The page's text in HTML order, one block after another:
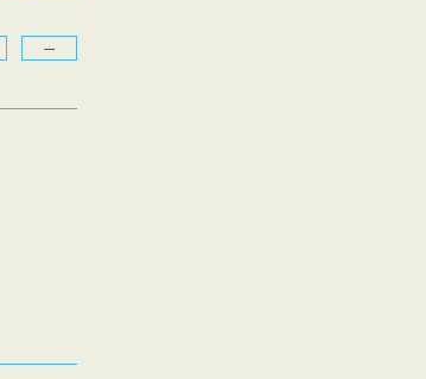
---